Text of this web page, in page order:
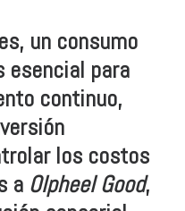
un consumo
esencial para
continuo,
los costos
a Olpheel Good,